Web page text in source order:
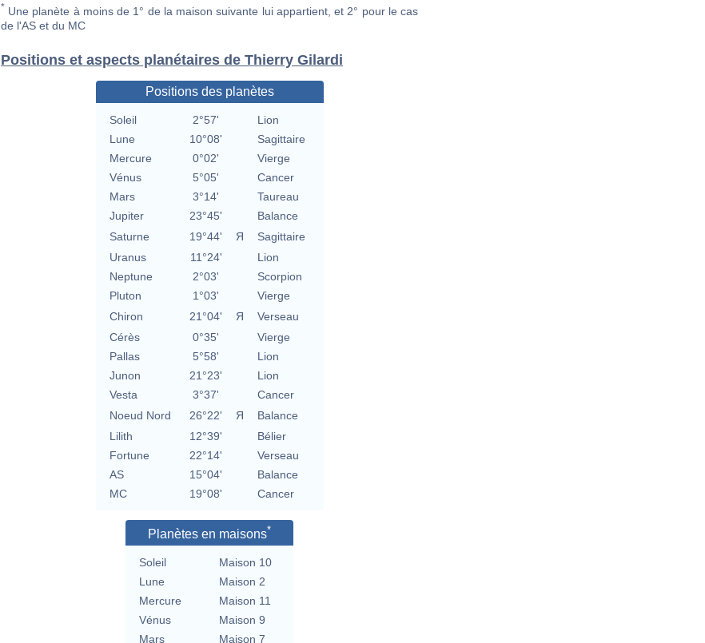
* Une planète à moins de 1° de la maison suivante lui appartient, et 2° pour le cas
de l'AS et du MC
Positions et aspects planétaires de Thierry Gilardi
Positions des planètes
Soleil 2°57'
Lion
Lune
10°08'
Sagittaire
Mercure
0°02'
Vierge
Vénus
5°05'
Cancer
Mars
3°14'
Taureau
Jupiter
23°45'
Balance
Saturne
19°44' Я
Sagittaire
Uranus
11°24'
Lion
Neptune
2°03'
Scorpion
Pluton
1°03'
Vierge
Chiron
21°04' Я
Verseau
Cérès
0°35'
Vierge
Pallas
5°58'
Lion
Junon
21°23'
Lion
Vesta
3°37'
Cancer
Noeud Nord
26°22' Я
Balance
Lilith
12°39'
Bélier
Fortune
22°14'
Verseau
AS
15°04'
Balance
MC
19°08' Cancer
Planètes en maisons*
Soleil
Maison 10
Lune
Maison 2
Mercure
Maison 11
Vénus
Maison 9
Mars
Maison 7